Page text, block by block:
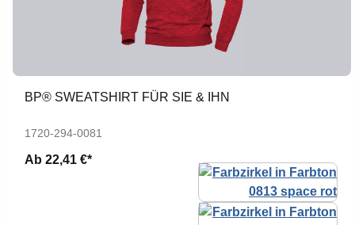
BP® SWEATSHIRT FÜR SIE & IHN
1720-294-0081
Ab 22,41 €*